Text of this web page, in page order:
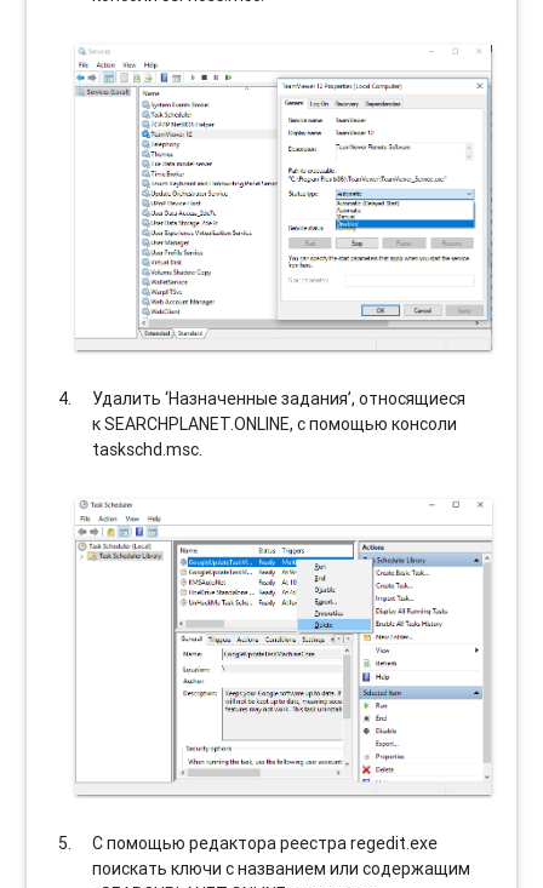
Удалить ‘Назначенные задания’, относящиеся
к SEARCHPLANET.ONLINE, с помощью консоли
taskschd.msc.
С помощью редактора реестра regedit.exe
поискать ключи с названием или содержащим